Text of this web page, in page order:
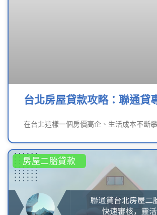
台北房屋貸款攻略：聯通貸
在台北這樣一個房價高企、生活成本不斷
房屋二胎貸款